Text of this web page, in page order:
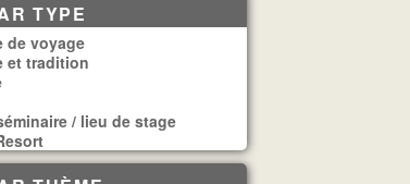
TYPE
de voyage
et tradition
/ lieu de stage